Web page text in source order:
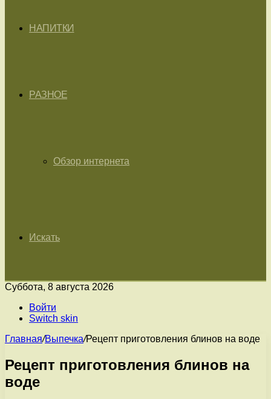
НАПИТКИ
РАЗНОЕ
Обзор интернета
Искать
Суббота, 8 августа 2026
Войти
Switch skin
Главная/Выпечка/Рецепт приготовления блинов на воде
Рецепт приготовления блинов на
воде